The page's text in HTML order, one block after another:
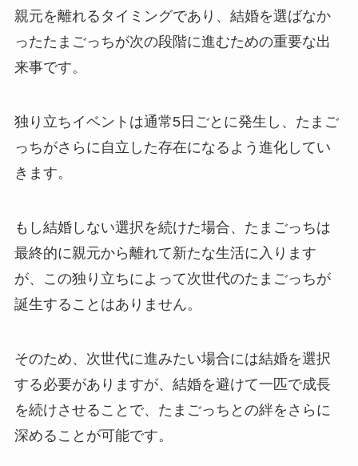
親元を離れるタイミングであり、結婚を選ばなか
ったたまごっちが次の段階に進むための重要な出
来事です。
独り立ちイベントは通常5日ごとに発生し、たまご
っちがさらに自立した存在になるよう進化してい
きます。
もし結婚しない選択を続けた場合、たまごっちは
最終的に親元から離れて新たな生活に入ります
が、この独り立ちによって次世代のたまごっちが
誕生することはありません。
そのため、次世代に進みたい場合には結婚を選択
する必要がありますが、結婚を避けて一匹で成長
を続けさせることで、たまごっちとの絆をさらに
深めることが可能です。